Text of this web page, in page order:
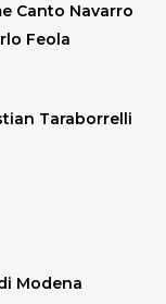
Canto Navarro
Feola
Taraborrelli
Modena